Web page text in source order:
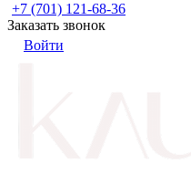
+7 (701) 121-68-36
Заказать звонок
Войти